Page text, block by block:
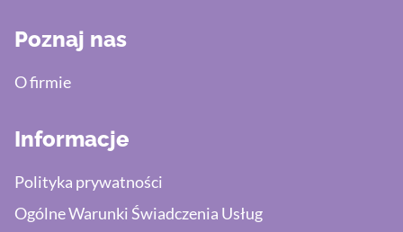
Poznaj nas
O firmie
Informacje
Polityka prywatności
Ogólne Warunki Świadczenia Usług